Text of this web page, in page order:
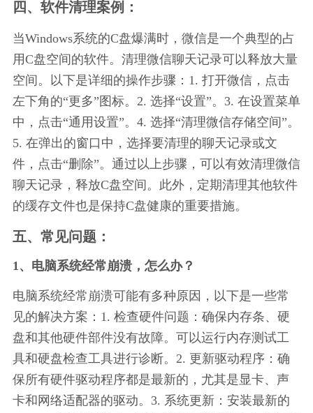
四、软件清理案例：
当Windows系统的C盘爆满时，微信是一个典型的占
用C盘空间的软件。清理微信聊天记录可以释放大量
空间。以下是详细的操作步骤：1. 打开微信，点击
左下角的“更多”图标。2. 选择“设置”。3. 在设置菜单
中，点击“通用设置”。4. 选择“清理微信存储空间”。
5. 在弹出的窗口中，选择要清理的聊天记录或文
件，点击“删除”。通过以上步骤，可以有效清理微信
聊天记录，释放C盘空间。此外，定期清理其他软件
的缓存文件也是保持C盘健康的重要措施。
五、常见问题：
1、电脑系统经常崩溃，怎么办？
电脑系统经常崩溃可能有多种原因，以下是一些常
见的解决方案：1. 检查硬件问题：确保内存条、硬
盘和其他硬件部件没有故障。可以运行内存测试工
具和硬盘检查工具进行诊断。2. 更新驱动程序：确
保所有硬件驱动程序都是最新的，尤其是显卡、声
卡和网络适配器的驱动。3. 系统更新：安装最新的